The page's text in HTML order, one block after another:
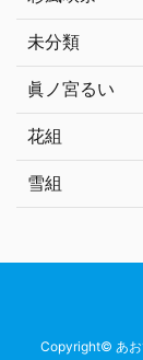
未分類
眞ノ宮るい
花組
雪組
Copyright© あお